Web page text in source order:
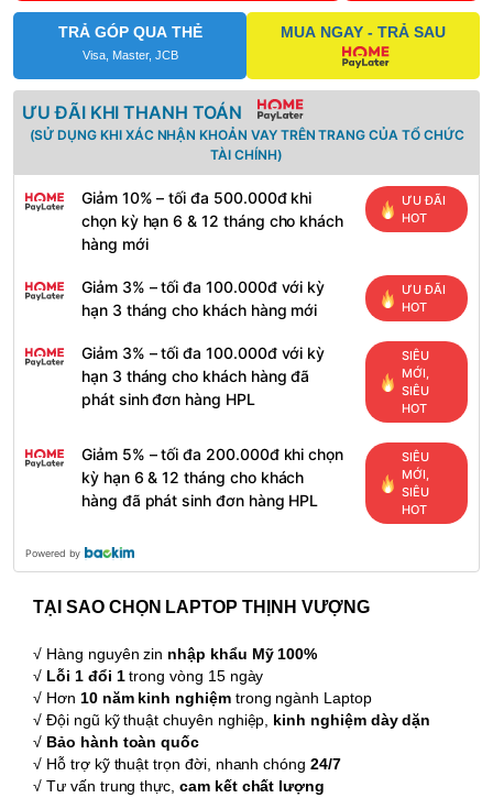
TRẢ GÓP QUA THẺ
Visa, Master, JCB
MUA NGAY - TRẢ SAU
ƯU ĐÃI KHI THANH TOÁN
(SỬ DỤNG KHI XÁC NHẬN KHOẢN VAY TRÊN TRANG CỦA TỔ CHỨC
TÀI CHÍNH)
Giảm 10% – tối đa 500.000đ khi
chọn kỳ hạn 6 & 12 tháng cho khách
hàng mới
ƯU ĐÃI
HOT
Giảm 3% – tối đa 100.000đ với kỳ
hạn 3 tháng cho khách hàng mới
ƯU ĐÃI
HOT
Giảm 3% – tối đa 100.000đ với kỳ
hạn 3 tháng cho khách hàng đã
phát sinh đơn hàng HPL
SIÊU
MỚI,
SIÊU
HOT
Giảm 5% – tối đa 200.000đ khi chọn
kỳ hạn 6 & 12 tháng cho khách
hàng đã phát sinh đơn hàng HPL
SIÊU
MỚI,
SIÊU
HOT
Powered by
TẠI SAO CHỌN LAPTOP THỊNH VƯỢNG
√ Hàng nguyên zin nhập khẩu Mỹ 100%
√ Lỗi 1 đổi 1trong vòng 15 ngày
√ Hơn 10 năm kinh nghiệm trong ngành Laptop
√ Đội ngũ kỹ thuật chuyên nghiệp, kinh nghiệm dày dặn
√ Bảo hành toàn quốc
√ Hỗ trợ kỹ thuật trọn đời, nhanh chóng 24/7
√ Tư vấn trung thực,cam kết chất lượng